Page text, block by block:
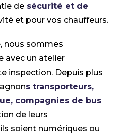
de sécurité et de
et pour vos chauffeurs.
nous sommes
avec un atelier
inspection. Depuis plus
s transporteurs,
compagnies de bus
de leurs
soient numériques ou